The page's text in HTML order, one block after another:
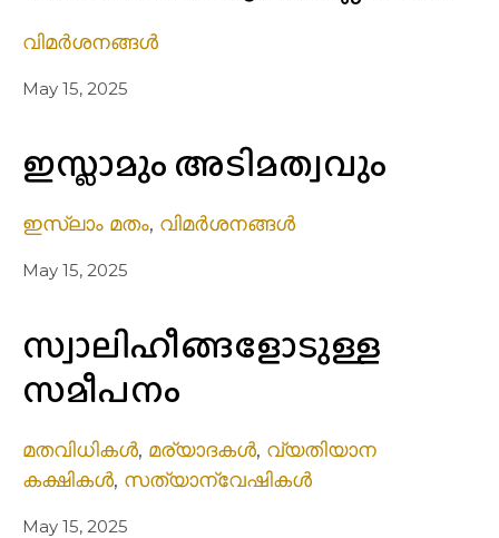
വിമർശനങ്ങൾ
May 15, 2025
ഇസ്ലാമും അടിമത്വവും
ഇസ്ലാം മതം, വിമർശനങ്ങൾ
May 15, 2025
സ്വാലിഹീങ്ങളോടുള്ള
സമീപനം
മതവിധികൾ, മര്യാദകൾ, വ്യതിയാന
കക്ഷികൾ, സത്യാന്വേഷികൾ
May 15, 2025